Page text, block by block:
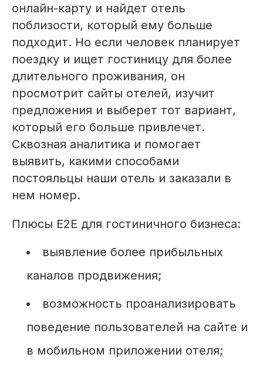
онлайн-карту и найдет отель
поблизости, который ему больше
подходит. Но если человек планирует
поездку и ищет гостиницу для более
длительного проживания, он
просмотрит сайты отелей, изучит
предложения и выберет тот вариант,
который его больше привлечет.
Сквозная аналитика и помогает
выявить, какими способами
постояльцы наши отель и заказали в
нем номер.
Плюсы Е2Е для гостиничного бизнеса:
выявление более прибыльных
каналов продвижения;
возможность проанализировать
поведение пользователей на сайте и
в мобильном приложении отеля;